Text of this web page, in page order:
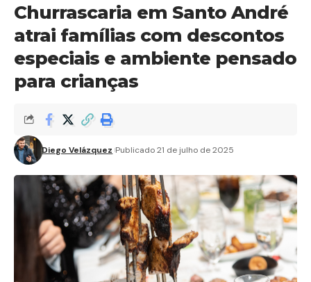
Churrascaria em Santo André
atrai famílias com descontos
especiais e ambiente pensado
para crianças
Diego Velázquez Publicado 21 de julho de 2025